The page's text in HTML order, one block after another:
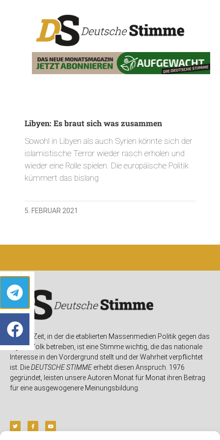
Libyen: Es braut sich was zusammen
Sowohl in Libyen als auch Syrien könnte sich der
islamistische Terror wieder rasch erholen und
wieder eine Rolle spielen. Die europäische Politik
kümmert das bislang
5. FEBRUAR 2021
In einer Zeit, in der die etablierten Massenmedien Politik gegen das
eigene Volk betreiben, ist eine Stimme wichtig, die das nationale
Interesse in den Vordergrund stellt und der Wahrheit verpflichtet
ist. DieDEUTSCHE STIMMEerhebt diesen Anspruch. 1976
gegründet, leisten unsere Autoren Monat für Monat ihren Beitrag
für eine ausgewogenere Meinungsbildung.